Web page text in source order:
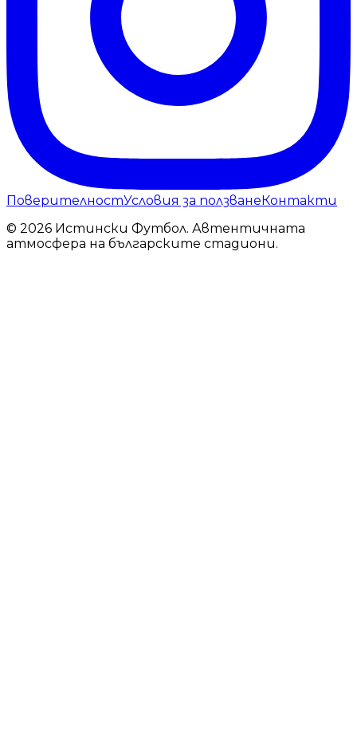
ПоверителностУсловия за ползванеКонтакти
© 2026 Истински Футбол. Автентичната
атмосфера на българските стадиони.